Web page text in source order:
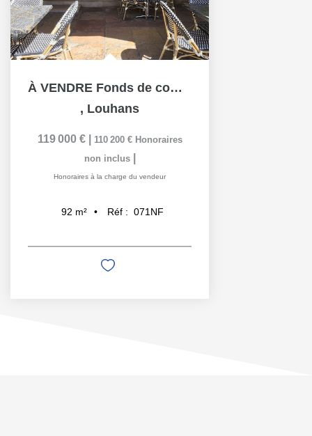
À VENDRE Fonds de commerce Pizzeria Emplacement de premier...
, Louhans
119 000 € 110 200 € Honoraires
non inclus
Honoraires à la charge du vendeur
92 m² Réf : 071NF